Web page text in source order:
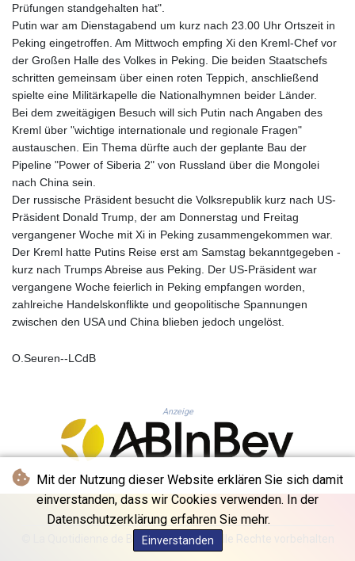
Mit der Nutzung dieser Website erklären Sie sich damit
einverstanden, dass wir Cookies verwenden. In der
Datenschutzerklärung erfahren Sie mehr.
Einverstanden
INR 109.762882
IQD 1512.462949
IRR
1584348.162378
ISK 142.411184
JEP 0.856496
JMD 183.008911
JOD 0.81702
JPY 182.503455
KGS 100.775889
KHR 4683.930475
KMF 492.065825
KRW 1633.531568
KWD 0.356065
KYD 0.962162
KZT 541.02372
LAK 26086.822873
LSL 18.831591
LTL 3.402675
LVL 0.697063
LYD 7.359771
MAD 10.772009
MDL 20.088564
MKD 61.548176
MMK 2419.480296
Prüfungen standgehalten hat".
Putin war am Dienstagabend um kurz nach 23.00 Uhr Ortszeit in
Peking eingetroffen. Am Mittwoch empfing Xi den Kreml-Chef vor
der Großen Halle des Volkes in Peking. Die beiden Staatschefs
schritten gemeinsam über einen roten Teppich, anschließend
spielte eine Militärkapelle die Nationalhymnen beider Länder.
Bei dem zweitägigen Besuch will sich Putin nach Angaben des
Kreml über "wichtige internationale und regionale Fragen"
austauschen. Ein Thema dürfte auch der geplante Bau der
Pipeline "Power of Siberia 2" von Russland über die Mongolei
nach China sein.
Der russische Präsident besucht die Volksrepublik kurz nach US-
Präsident Donald Trump, der am Donnerstag und Freitag
vergangener Woche mit Xi in Peking zusammengekommen war.
Der Kreml hatte Putins Reise erst am Samstag bekanntgegeben -
kurz nach Trumps Abreise aus Peking. Der US-Präsident war
vergangene Woche feierlich in Peking empfangen worden,
zahlreiche Handelskonflikte und geopolitische Spannungen
zwischen den USA und China blieben jedoch ungelöst.
O.Seuren--LCdB
Anzeige
© La Quotidienne de Bruxelles - 2026 - Alle Rechte vorbehalten